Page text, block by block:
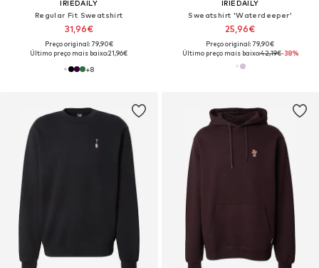
IRIEDAILY
Regular Fit Sweatshirt
31,96€
Preço original: 79,90€
Último preço mais baixo:21,96€
+8
IRIEDAILY
Sweatshirt 'Waterdeeper'
25,96€
Preço original: 79,90€
Último preço mais baixo:42,19€-38%